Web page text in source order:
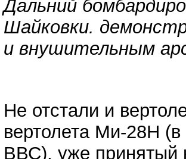
Дальний
Шайковки.
и внушительным
Не отстали и
вертолета Ми-28Н
ВВС), уже принятый